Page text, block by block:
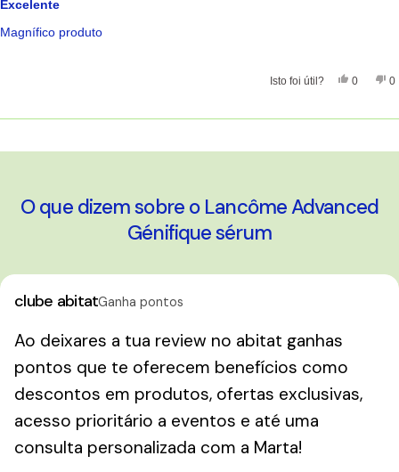
Excelente
Magnífico produto
Isto foi útil? Sim,
0 0
O que dizem sobre o Lancôme Advanced
Génifique sérum
clube abitatGanha pontos
Ao deixares a tua review no abitat ganhas
pontos que te oferecem benefícios como
descontos em produtos, ofertas exclusivas,
acesso prioritário a eventos e até uma
consulta personalizada com a Marta!